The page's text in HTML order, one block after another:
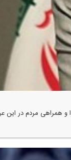
مردم در این